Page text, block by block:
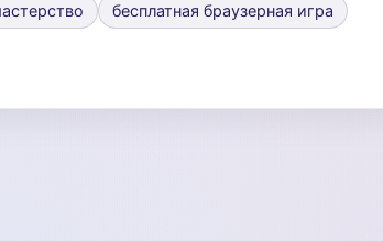
бесплатная браузерная игра